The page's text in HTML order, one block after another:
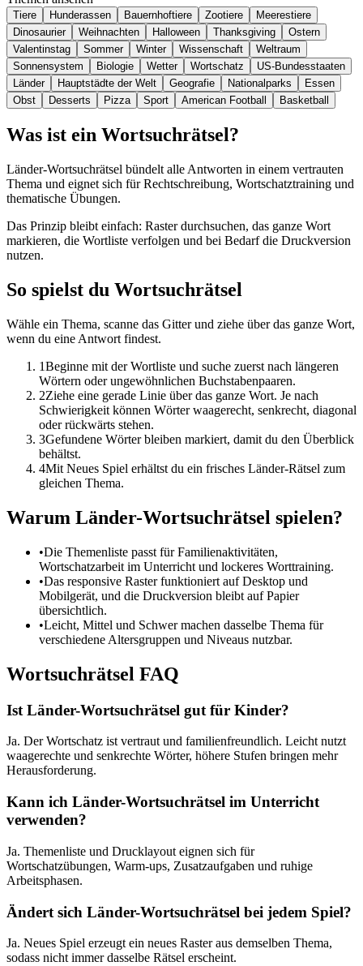
Tiere Hunderassen Bauernhoftiere Zootiere
Meerestiere
Dinosaurier
Weihnachten Halloween Thanksgiving
Ostern
Valentinstag
Sommer Winter Wissenschaft
Weltraum
Sonnensystem
Biologie Wetter Wortschatz
US-Bundesstaaten
Länder
Hauptstädte der Welt Geografie Nationalparks
Essen
Obst
Desserts Pizza Sport American Football Basketball
Was ist ein Wortsuchrätsel?
Länder-Wortsuchrätsel bündelt alle Antworten in einem vertrauten
Thema und eignet sich für Rechtschreibung, Wortschatztraining und
thematische Übungen.
Das Prinzip bleibt einfach: Raster durchsuchen, das ganze Wort
markieren, die Wortliste verfolgen und bei Bedarf die Druckversion
nutzen.
So spielst du Wortsuchrätsel
Wähle ein Thema, scanne das Gitter und ziehe über das ganze Wort,
wenn du eine Antwort findest.
1Beginne mit der Wortliste und suche zuerst nach längeren
Wörtern oder ungewöhnlichen Buchstabenpaaren.
2Ziehe eine gerade Linie über das ganze Wort. Je nach
Schwierigkeit können Wörter waagerecht, senkrecht, diagonal
oder rückwärts stehen.
3Gefundene Wörter bleiben markiert, damit du den Überblick
behältst.
4Mit Neues Spiel erhältst du ein frisches Länder-Rätsel zum
gleichen Thema.
Warum Länder-Wortsuchrätsel spielen?
•Die Themenliste passt für Familienaktivitäten,
Wortschatzarbeit im Unterricht und lockeres Worttraining.
•Das responsive Raster funktioniert auf Desktop und
Mobilgerät, und die Druckversion bleibt auf Papier
übersichtlich.
•Leicht, Mittel und Schwer machen dasselbe Thema für
verschiedene Altersgruppen und Niveaus nutzbar.
Wortsuchrätsel FAQ
Ist Länder-Wortsuchrätsel gut für Kinder?
Ja. Der Wortschatz ist vertraut und familienfreundlich. Leicht nutzt
waagerechte und senkrechte Wörter, höhere Stufen bringen mehr
Herausforderung.
Kann ich Länder-Wortsuchrätsel im Unterricht
verwenden?
Ja. Themenliste und Drucklayout eignen sich für
Wortschatzübungen, Warm-ups, Zusatzaufgaben und ruhige
Arbeitsphasen.
Ändert sich Länder-Wortsuchrätsel bei jedem Spiel?
Ja. Neues Spiel erzeugt ein neues Raster aus demselben Thema,
sodass nicht immer dasselbe Rätsel erscheint.